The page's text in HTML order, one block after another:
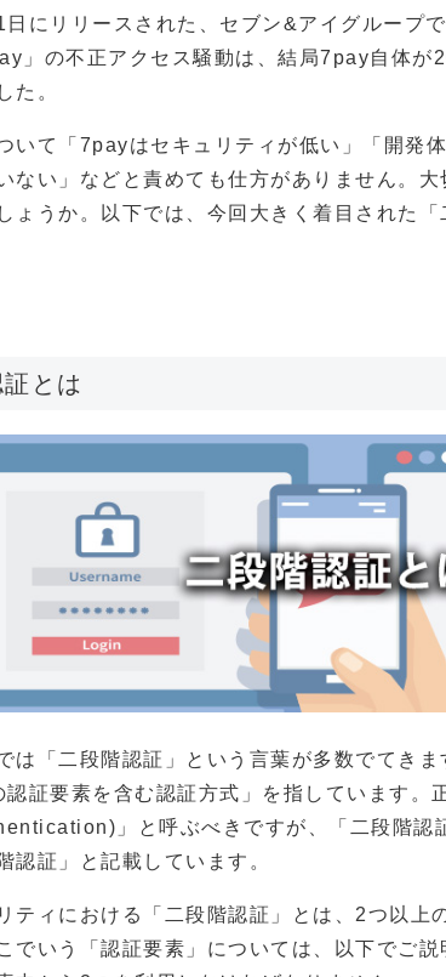
にリリースされた、セブン&アイグループ
」の不正アクセス騒動は、結局7pay自体が
た。
いて「7payはセキュリティが低い」「開発
ない」などと責めても仕方がありません。
ょうか。以下では、今回大きく着目された「
とは
は「二段階認証」という言葉が多数でてきま
認証要素を含む認証方式」を指しています
」と呼ぶべきですが、「二段階認
認証」と記載しています。
ティにおける「二段階認証」とは、2つ以上
でいう「認証要素」については、以下でご